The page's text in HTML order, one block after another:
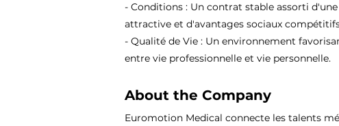
- Conditions : Un contrat stable assorti
attractive et d'avantages sociaux
- Qualité de Vie : Un environnement
entre vie professionnelle et vie personnelle.
About the Company
Euromotion Medical connecte les talents